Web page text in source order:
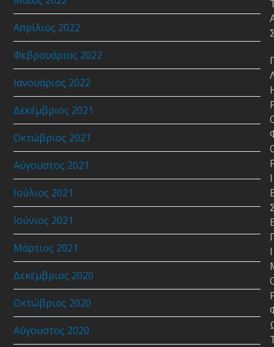
Απρίλιος 2022
Φεβρουάριος 2022
Ιανουάριος 2022
Δεκέμβριος 2021
Οκτώβριος 2021
Αύγουστος 2021
Ιούλιος 2021
Ιούνιος 2021
Μάρτιος 2021
Δεκέμβριος 2020
Οκτώβριος 2020
Αύγουστος 2020
Ι
Ι